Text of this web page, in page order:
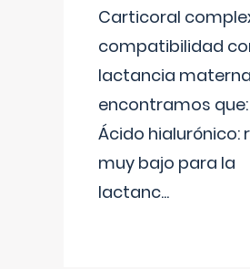
Carticoral
compatibilidad
lactancia materna
encontramos que:
Ácido hialurónico:
muy bajo para la
lactanc...